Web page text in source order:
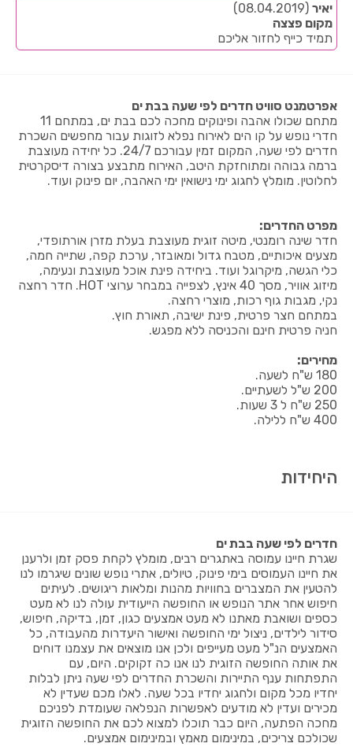
יאיר (08.04.2019)
מקום פצצה
תמיד כייף לחזור אליכם
אפרטמנט סוויט חדרים לפי שעה בבת ים
מתחם שכולו אהבה ופינוקים מחכה לכם בבת ים, במתחם 11
חדרי נופש על קו הים לאירוח נפלא לזוגות עבור מחפשים השכרת
חדרים לפי שעה, המקום זמין עבורכם 24/7. כל יחידה מעוצבת
ברמה גבוהה ומתוחזקת היטב, האירוח מתבצע בצורה דיסקרטית
לחלוטין. מומלץ לחגוג ימי נישואין ימי האהבה, יום פינוק ועוד.
מפרט החדרים:
חדר שינה רומנטי, מיטה זוגית מעוצבת בעלת מזרן אורתופדי,
מצעים איכותיים, מטבח גדול ומאובזר, ערכת קפה, שתייה חמה,
כלי הגשה, מיקרוגל ועוד. ביחידה פינת אוכל מעוצבת ונעימה,
מיזוג אוויר, מסך 40 אינץ, לצפייה במבחר ערוצי HOT. חדר רחצה
נקי, מגבות גוף רכות, מוצרי רחצה.
במתחם חצר פרטית, פינת ישיבה, תאורת חוץ.
חניה פרטית חינם והכניסה ללא מפגש.
מחירים:
180 ש"ח לשעה.
200 ש"ל לשעתיים.
250 ש"ח ל 3 שעות.
400 ש"ח ללילה.
היחידות
חדרים לפי שעה בבת ים
שגרת חיינו עמוסה באתגרים רבים, מומלץ לקחת פסק זמן ולרענן
את חיינו העמוסים בימי פינוק, טיולים, אתרי נופש שונים שיגרמו לנו
להטעין את המצברים בחוויות מהנות ומלאות ריגושים. לעיתים
חיפוש אחר אתר הנופש או החופשה הייעודית עולה לנו לא מעט
כספים ושואבת מאתנו לא מעט אמצעים כגון, זמן, בדיקה, חיפוש,
סידור לילדים, ניצול ימי החופשה ואישור היעדרות מהעבודה, כל
האמצעים הנ"ל מעט מעייפים ולכן אנו מוצאים את עצמנו דוחים
את אותה החופשה הזוגית לנו אנו כה זקוקים. היום, עם
התפתחות ענף התיירות והשכרת החדרים לפי שעה ניתן לבלות
יחדיו מכל מקום ולחגוג יחדיו בכל שעה. לאלו מכם שעדין לא
מכירים ועדין לא מודעים לאפשרות הנפלאה שעומדת לפניכם
מחכה הפתעה, היום כבר תוכלו למצוא לכם את החופשה הזוגית
שכולכם צריכים, במינימום מאמץ ובמינימום אמצעים.